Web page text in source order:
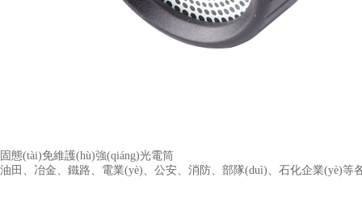
固態(tài)免維護(hù)強(qiáng)光電筒
油田、冶金、鐵路、電業(yè)、公安、消防、部隊(duì)、石化企業(yè)等